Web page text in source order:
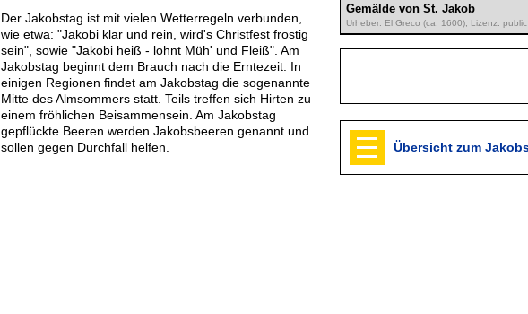
Gemälde von St. Jakob
Urheber: El Greco (ca. 1600), Lizenz:
Der Jakobstag ist mit vielen Wetterregeln verbunden,
wie etwa: "Jakobi klar und rein, wird's Christfest frostig
sein", sowie "Jakobi heiß - lohnt Müh' und Fleiß". Am
Jakobstag beginnt dem Brauch nach die Erntezeit. In
einigen Regionen findet am Jakobstag die sogenannte
Mitte des Almsommers statt. Teils treffen sich Hirten zu
einem fröhlichen Beisammensein. Am Jakobstag
gepflückte Beeren werden Jakobsbeeren genannt und
sollen gegen Durchfall helfen.
Übersicht zum